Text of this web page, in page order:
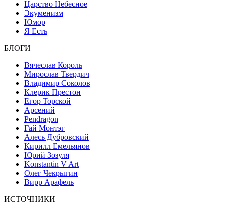
Царство Небесное
Экуменизм
Юмор
Я Есть
БЛОГИ
Вячеслав Король
Мирослав Твердич
Владимир Соколов
Клерик Престон
Егор Topской
Арсений
Pendragon
Гай Монтэг
Алесь Дубровский
Кирилл Емельянов
Юрий Зозуля
Konstantin V Art
Олег Чекрыгин
Вирр Арафель
ИСТОЧНИКИ